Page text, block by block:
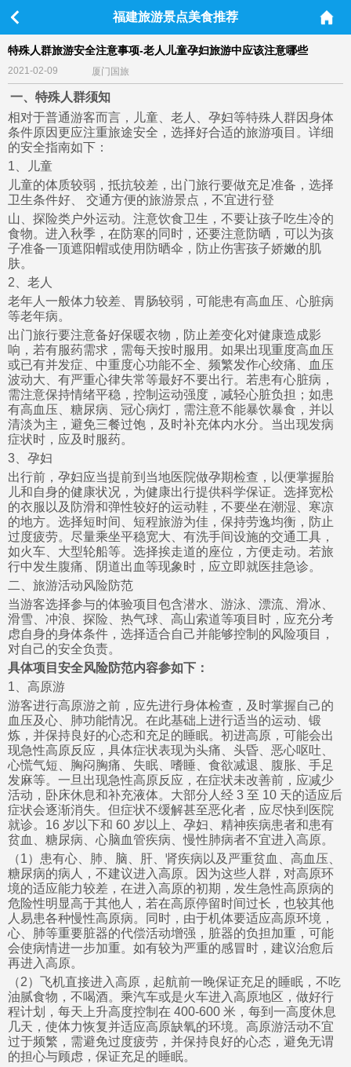
福建旅游景点美食推荐
特殊人群旅游安全注意事项-老人儿童孕妇旅游中应该注意哪些
2021-02-09 厦门国旅
一、特殊人群须知
相对于普通游客而言，儿童、老人、孕妇等特殊人群因身体
条件原因更应注重旅途安全，选择好合适的旅游项目。详细
的安全指南如下：
1、儿童
儿童的体质较弱，抵抗较差，出门旅行要做充足准备，选择
卫生条件好、 交通方便的旅游景点，不宜进行登
山、探险类户外运动。注意饮食卫生，不要让孩子吃生冷的
食物。进入秋季，在防寒的同时，还要注意防晒，可以为孩
子准备一顶遮阳帽或使用防晒伞，防止伤害孩子娇嫩的肌
肤。
2、老人
老年人一般体力较差、胃肠较弱，可能患有高血压、心脏病
等老年病。
出门旅行要注意备好保暖衣物，防止差变化对健康造成影
响，若有服药需求，需每天按时服用。如果出现重度高血压
或已有并发症、中重度心功能不全、频繁发作心绞痛、血压
波动大、有严重心律失常等最好不要出行。若患有心脏病，
需注意保持情绪平稳，控制运动强度，减轻心脏负担；如患
有高血压、糖尿病、冠心病灯，需注意不能暴饮暴食，并以
清淡为主，避免三餐过饱，及时补充体内水分。当出现发病
症状时，应及时服药。
3、孕妇
出行前，孕妇应当提前到当地医院做孕期检查，以便掌握胎
儿和自身的健康状况，为健康出行提供科学保证。选择宽松
的衣服以及防滑和弹性较好的运动鞋，不要坐在潮湿、寒凉
的地方。选择短时间、短程旅游为佳，保持劳逸均衡，防止
过度疲劳。尽量乘坐平稳宽大、有洗手间设施的交通工具，
如火车、大型轮船等。选择挨走道的座位，方便走动。若旅
行中发生腹痛、阴道出血等现象时，应立即就医挂急诊。
二、旅游活动风险防范
当游客选择参与的体验项目包含潜水、游泳、漂流、滑冰、
滑雪、冲浪、探险、热气球、高山索道等项目时，应充分考
虑自身的身体条件，选择适合自己并能够控制的风险项目，
对自己的安全负责。
具体项目安全风险防范内容参如下：
1、高原游
游客进行高原游之前，应先进行身体检查，及时掌握自己的
血压及心、肺功能情况。在此基础上进行适当的运动、锻
炼，并保持良好的心态和充足的睡眠。初进高原，可能会出
现急性高原反应，具体症状表现为头痛、头昏、恶心呕吐、
心慌气短、胸闷胸痛、失眠、嗜睡、食欲减退、腹胀、手足
发麻等。一旦出现急性高原反应，在症状未改善前，应减少
活动，卧床休息和补充液体。大部分人经 3 至 10 天的适应后
症状会逐渐消失。但症状不缓解甚至恶化者，应尽快到医院
就诊。16 岁以下和 60 岁以上、孕妇、精神疾病患者和患有
贫血、糖尿病、心脑血管疾病、慢性肺病者不宜进入高原。
（1）患有心、肺、脑、肝、肾疾病以及严重贫血、高血压、
糖尿病的病人，不建议进入高原。因为这些人群，对高原环
境的适应能力较差，在进入高原的初期，发生急性高原病的
危险性明显高于其他人，若在高原停留时间过长，也较其他
人易患各种慢性高原病。同时，由于机体要适应高原环境，
心、肺等重要脏器的代偿活动增强，脏器的负担加重，可能
会使病情进一步加重。如有较为严重的感冒时，建议治愈后
再进入高原。
（2）飞机直接进入高原，起航前一晚保证充足的睡眠，不吃
油腻食物，不喝酒。乘汽车或是火车进入高原地区，做好行
程计划，每天上升高度控制在 400-600 米，每到一高度休息
几天，使体力恢复并适应高原缺氧的环境。高原游活动不宜
过于频繁，需避免过度疲劳，并保持良好的心态，避免无谓
的担心与顾虑，保证充足的睡眠。